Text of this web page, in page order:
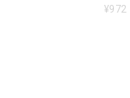
¥972